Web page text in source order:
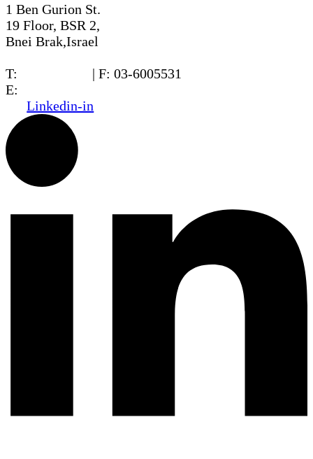
1 Ben Gurion St.
19 Floor, BSR 2,
Bnei Brak,Israel
T:
| F: 03-6005531
E:
Linkedin-in